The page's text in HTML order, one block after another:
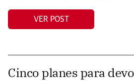
VER POST
Cinco planes para